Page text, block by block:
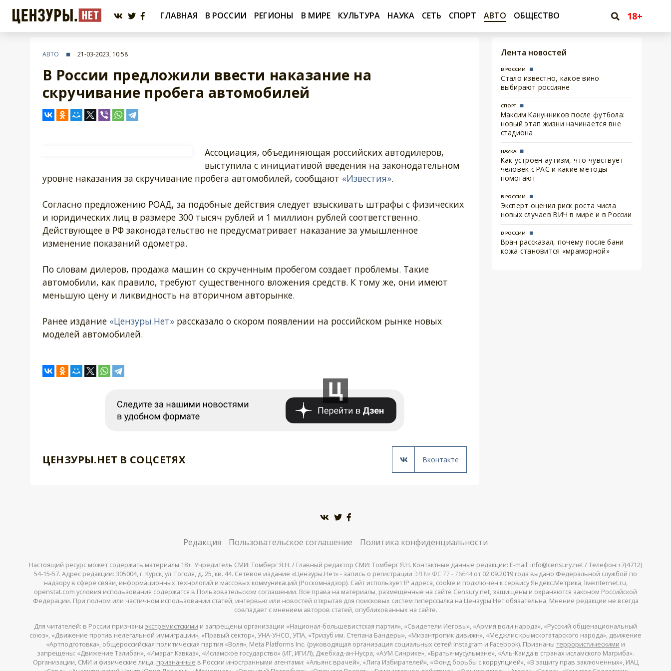
ГЛАВНАЯ В РОССИИ РЕГИОНЫ В МИРЕ КУЛЬТУРА НАУКА СЕТЬ СПОРТ АВТО ОБЩЕСТВО 18+
АВТО 21-03-2023, 10:58
В России предложили ввести наказание на
скручивание пробега автомобилей
Ассоциация, объединяющая российских автодилеров,
выступила с инициативой введения на законодательном
уровне наказания за скручивание пробега автомобилей, сообщают «Известия».
Согласно предложению РОАД, за подобные действия следует взыскивать штрафы с физических
и юридических лиц в размере 300 тысяч рублей и 1 миллион рублей соответственно.
Действующее в РФ законодательство не предусматривает наказание за умышленное
изменение показаний одометра.
По словам дилеров, продажа машин со скрученным пробегом создает проблемы. Такие
автомобили, как правило, требуют существенного вложения средств. К тому же, они имеют
меньшую цену и ликвидность на вторичном авторынке.
Ранее издание «Цензуры.Нет»рассказало о скором появлении на российском рынке новых
моделей автомобилей.
ЦЕНЗУРЫ.НЕТ В СОЦСЕТЯХ Вконтакте
Лента новостей
В РОССИИ
Стало известно, какое вино
выбирают россияне
СПОРТ
Максим Канунников после футбола:
новый этап жизни начинается вне
стадиона
НАУКА
Как устроен аутизм, что чувствует
человек с РАС и какие методы
помогают
В РОССИИ
Эксперт оценил риск роста числа
новых случаев ВИЧ в мире и в России
В РОССИИ
Врач рассказал, почему после бани
кожа становится «мраморной»
Редакция Пользовательское соглашение Политика конфиденциальности
Настоящий ресурс может содержать материалы 18+. Учредитель СМИ: Томберг Я.Н. / Главный редактор СМИ: Томберг Я.Н. Контактные данные редакции: E-mail: info@censury.net / Телефон:+7(4712)
54-15-57. Адрес редакции: 305004, г. Курск, ул. Гоголя, д. 25, кв. 44. Сетевое издание «Цензуры.Нет» - запись о регистрации ЭЛ № ФС 77 - 76644от 02.09.2019 года выдано Федеральной службой по
надзору в сфере связи, информационных технологий и массовых коммуникаций (Роскомнадзор). Сайт использует IP адреса, cookie и подключен к сервису Яндекс.Метрика, liveinternet.ru,
openstat.com условия использования содержатся в Пользовательском соглашении. Все права на материалы, размещенные на сайте Censury.net, защищены и охраняются законом Российской
Федерации. При полном или частичном использовании статей, интервью или новостей открытая для поисковых систем гиперссылка на Цензуры.Нет обязательна. Мнение редакции не всегда
совпадает с мнением авторов статей, опубликованных на сайте.
Для читателей: в России признаны экстремистскими и запрещены организации «Национал-большевистская партия», «Свидетели Иеговы», «Армия воли народа», «Русский общенациональный
союз», «Движение против нелегальной иммиграции», «Правый сектор», УНА-УНСО, УПА, «Тризуб им. Степана Бандеры», «Мизантропик дивижн», «Меджлис крымскотатарского народа», движение
«Артподготовка», общероссийская политическая партия «Воля», Meta Platforms Inc. (руководящая организация социальных сетей Instagram и Facebook). Признаны террористическими и
запрещены: «Движение Талибан», «Имарат Кавказ», «Исламское государство» (ИГ, ИГИЛ), Джебхад-ан-Нусра, «АУМ Синрике», «Братья-мусульмане», «Аль-Каида в странах исламского Магриба».
Организации, СМИ и физические лица, признанные в России иностранными агентами: «Альянс врачей», «Лига Избирателей», «Фонд борьбы с коррупцией», «В защиту прав заключенных», ИАЦ